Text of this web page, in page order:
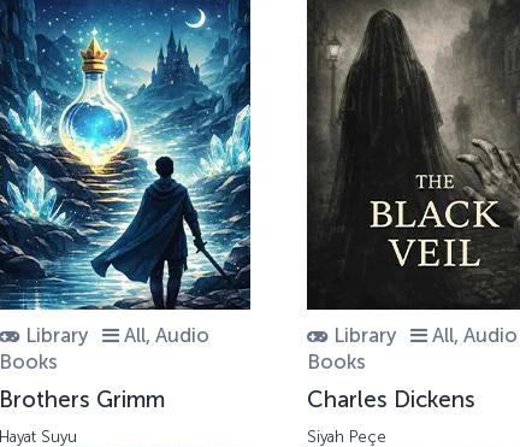
Library
All, Audio
Books
Brothers Grimm
Hayat Suyu
Library
All, Audio
Books
Charles Dickens
Siyah Peçe